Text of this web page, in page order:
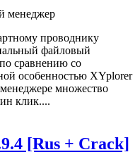
менеджер
проводнику
файловый
сравнению со
особенностью XYplorer
множество
клик....
[Rus + Crack]